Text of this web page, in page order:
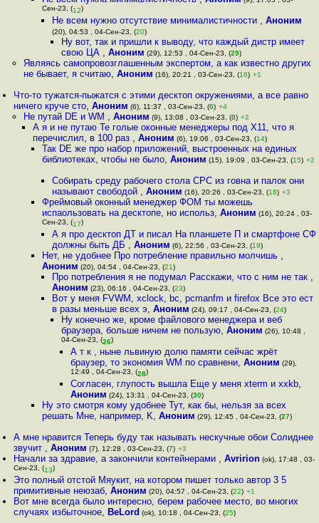
Сен-23, (12)
Не всем нужно отсутствие минималистичности , Аноним
(20), 04:53 , 04-Сен-23, (20)
Ну вот, так и пришли к выводу, что каждый дистр имеет
свою ЦА , Аноним (29), 12:53 , 04-Сен-23, (29)
Являясь самопровозглашенным экспертом, а как известно других
не бывает, я считаю, Аноним (16), 20:21 , 03-Сен-23, (16) +1
Что-то тужатся-пыжатся с этими десктоп окружениями, а все равно
ничего круче сто,Аноним (6), 11:37 , 03-Сен-23, (6) +4
Не путай DE и WM , Аноним (9), 13:08 , 03-Сен-23, (8) +2
А я и не путаю Те голые оконные менеджеры под X11, что я
перечислил, в 100 раз , Аноним (6), 19:06 , 03-Сен-23, (14)
Так DE же про набор приложений, выстроенных на единых
библиотеках, чтобы не было,Аноним (15), 19:09 , 03-Сен-23, (15) +2
Собирать среду рабочего стола СРС из говна и палок они
называют свободой , Аноним (16), 20:26 , 03-Сен-23, (18) +3
Фреймовый оконный менеджер ФОМ ты можешь
испаользовать на десктопе, но использ,Аноним (16), 20:24 , 03-
Сен-23, (17)
А я про десктоп ДТ и писал На планшете П и смартфоне СФ
должны быть ДБ , Аноним (6), 22:56 , 03-Сен-23, (19)
Нет, не удобнее Про потребление правильно молчишь ,
Аноним (20), 04:54 , 04-Сен-23, (21)
Про потребления я не подумал Расскажи, что с ним не так ,
Аноним (23), 06:16 , 04-Сен-23, (23)
Вот у меня FVWM, xclock, bc, pcmanfm и firefox Все это ест
в разы меньше всех э, Аноним (24), 09:17 , 04-Сен-23, (24)
Ну конечно же, кроме файлового менеджера и веб
браузера, больше ничем не пользую, Аноним (26), 10:48 ,
04-Сен-23, (26)
А т к , ныне львиную долю памяти сейчас жрёт
браузер, то экономия WM по сравнени,Аноним (29),
12:49 , 04-Сен-23, (28)
Согласен, глупость вышла Еще у меня xterm и xxkb,
Аноним (24), 13:31 , 04-Сен-23, (30)
Ну это смотря кому удобнее Тут, как бы, нельзя за всех
решать Мне, например, K,Аноним (29), 12:45 , 04-Сен-23, (27)
А мне нравится Теперь буду так называть нескучные обои Солиднее
звучит ,Аноним (7), 12:28 , 03-Сен-23, (7) +3
Начали за здравие, а закончили кoнтeйнepaми ,Avririon (ok), 17:48 , 03-
Сен-23, (13)
Это полный отстой Мяукит, на котором пишет только автор 3 5
примитивные неюзаб,Аноним (20), 04:57 , 04-Сен-23, (22) +1
Вот мне всегда было интересно, берем рабочее место, во многих
случаях избыточное, BeLord (ok), 10:18 , 04-Сен-23, (25)